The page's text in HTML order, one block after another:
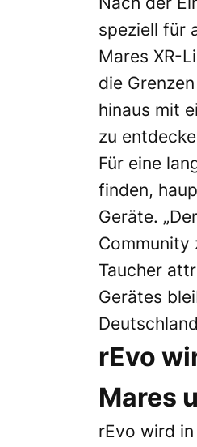
speziell für
Mares XR-
die
hinaus mit
zu
Für eine
finden,
Geräte.
Community
Taucher
Gerätes
rEvo
Mares
rEvo wird